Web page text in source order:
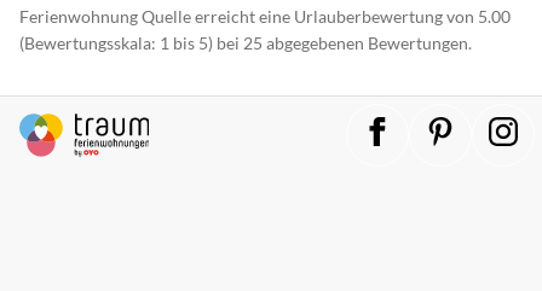
Ferienwohnung Quelle erreicht eine Urlauberbewertung von 5.00
(Bewertungsskala: 1 bis 5) bei 25 abgegebenen Bewertungen.